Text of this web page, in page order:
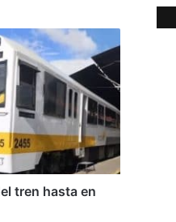
tren hasta en